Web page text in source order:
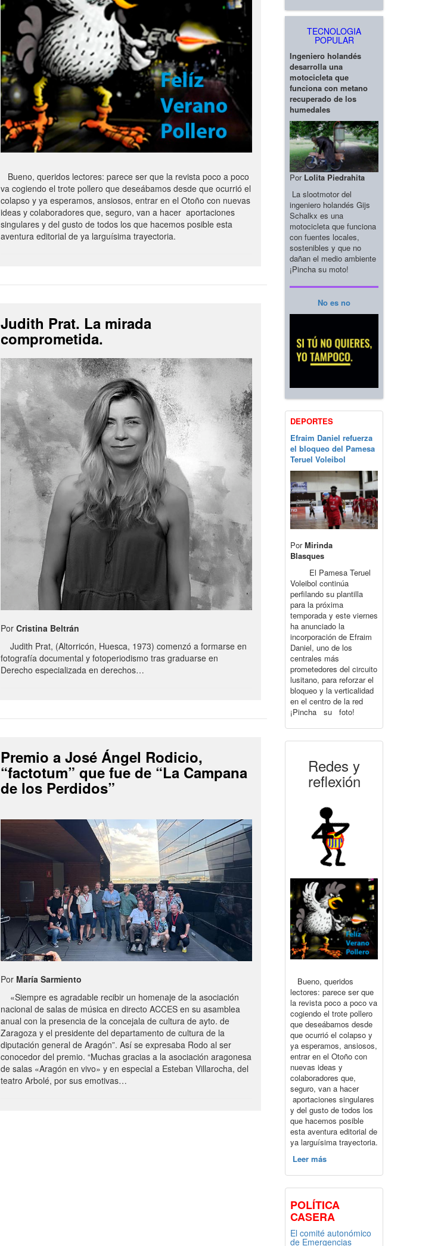
Bueno, queridos lectores: parece ser que la revista poco a poco
va cogiendo el trote pollero que deseábamos desde que ocurrió el
colapso y ya esperamos, ansiosos, entrar en el Otoño con nuevas
ideas y colaboradores que, seguro, van a hacer aportaciones
singulares y del gusto de todos los que hacemos posible esta
aventura editorial de ya larguísima trayectoria.
Judith Prat. La mirada
comprometida.
PorCristina Beltrán
Judith Prat, (Altorricón, Huesca, 1973) comenzó a formarse en
fotografía documental y fotoperiodismo tras graduarse en
Derecho especializada en derechos…
Premio a José Ángel Rodicio,
“factotum” que fue de “La Campana
de los Perdidos”
Por María Sarmiento
«Siempre es agradable recibir un homenaje de la asociación
nacional de salas de música en directo ACCES en su asamblea
anual con la presencia de la concejala de cultura de ayto. de
Zaragoza y el presidente del departamento de cultura de la
diputación general de Aragón”. Así se expresaba Rodo al ser
conocedor del premio. “Muchas gracias a la asociación aragonesa
de salas «Aragón en vivo» y en especial a Esteban Villarocha, del
teatro Arbolé, por sus emotivas…
TECNOLOGIA
POPULAR
Ingeniero holandés
desarrolla una
motocicleta que
funciona con metano
recuperado de los
humedales
Por Lolita Piedrahita
La slootmotor del
ingeniero holandés Gijs
Schalkx es una
motocicleta que funciona
con fuentes locales,
sostenibles y que no
dañan el medio ambiente
¡Pincha su moto!
No es no
DEPORTES
Efraim Daniel refuerza
el bloqueo del Pamesa
Teruel Voleibol
PorMirinda
Blasques
El Pamesa Teruel
Voleibol continúa
perfilando su plantilla
para la próxima
temporada y este viernes
ha anunciado la
incorporación de Efraim
Daniel, uno de los
centrales más
prometedores del circuito
lusitano, para reforzar el
bloqueo y la verticalidad
en el centro de la red
¡Pincha su foto!
Redes y
reflexión
Bueno, queridos
lectores: parece ser que
la revista poco a poco va
cogiendo el trote pollero
que deseábamos desde
que ocurrió el colapso y
ya esperamos, ansiosos,
entrar en el Otoño con
nuevas ideas y
colaboradores que,
seguro, van a hacer
aportaciones singulares
y del gusto de todos los
que hacemos posible
esta aventura editorial de
ya larguísima trayectoria.
Leer más
POLÍTICA
CASERA
El comité autonómico
de Emergencias